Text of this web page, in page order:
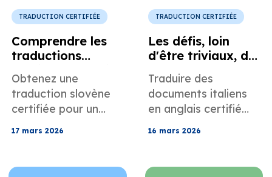
TRADUCTION CERTIFIÉE
Comprendre les
traductions
à usage juridique
Obtenez une
traduction slovène
certifiée pour un
les différents types
17 mars 2026
TRADUCTION CERTIFIÉE
Les défis, loin
d'être triviaux, de
la traduction
certifiée de
l'italien vers
l'anglais
Traduire des
documents italiens
en anglais certifié
exigences, les
16 mars 2026